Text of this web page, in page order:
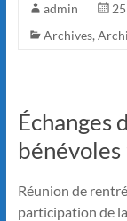
admin
Archives,
Échanges
Réunion de
participation de